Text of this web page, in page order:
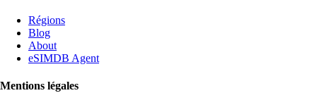
Régions
Blog
About
eSIMDB Agent
Mentions légales